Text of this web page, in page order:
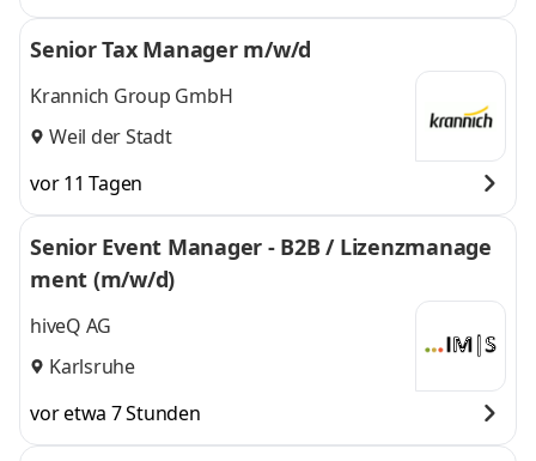
Senior Tax Manager m/w/d
Krannich Group GmbH
Weil der Stadt
vor 11 Tagen
Senior Event Manager - B2B / Lizenzmanage
ment (m/w/d)
hiveQ AG
Karlsruhe
vor etwa 7 Stunden